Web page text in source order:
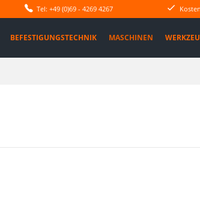
Tel: +49 (0)69 - 4269 4267
BEFESTIGUNGSTECHNIK MASCHINEN